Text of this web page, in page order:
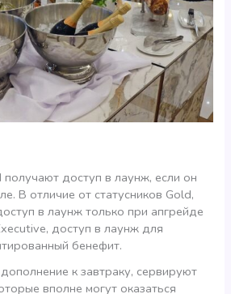
получают доступ в лаунж, если он
В отличие от статусников Gold,
в лаунж только при апгрейде
доступ в лаунж для
бенефит.
к завтраку, сервируют
вполне могут оказаться